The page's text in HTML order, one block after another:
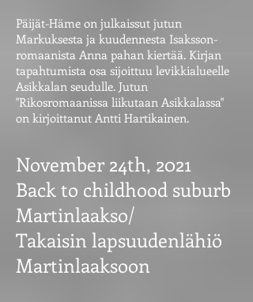
Päijät-Häme on julkaissut jutun
Markuksesta ja kuudennesta Isaksson-
romaanista Anna pahan kiertää. Kirjan
tapahtumista osa sijoittuu levikkialueelle
Asikkalan seudulle. Jutun
"Rikosromaanissa liikutaan Asikkalassa"
on kirjoittanut Antti Hartikainen.
November 24th, 2021
Back to childhood suburb
Martinlaakso/
Takaisin lapsuudenlähiö
Martinlaaksoon